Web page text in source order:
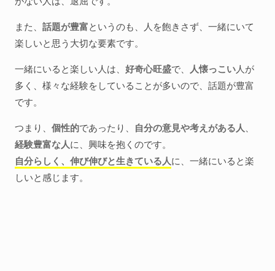
また、 話題が豊富というのも、人を飽きさず、一緒にいて
楽しいと思う大切な要素です。
一緒にいると楽しい人は、 好奇心旺盛で、 人懐っこい人が
多く、様々な経験をしていることが多いので、話題が豊富
です。
つまり、 個性的であったり、 自分の意見や考えがある人
経験豊富な人に、興味を抱くのです。
自分らしく、伸び伸びと生きている人に、一緒にいると楽
しいと感じます。